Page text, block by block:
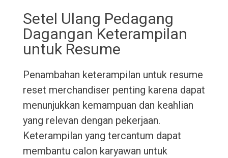
Setel Ulang Pedagang
Dagangan Keterampilan
untuk Resume
Penambahan keterampilan untuk resume
reset merchandiser penting karena dapat
menunjukkan kemampuan dan keahlian
yang relevan dengan pekerjaan.
Keterampilan yang tercantum dapat
membantu calon karyawan untuk